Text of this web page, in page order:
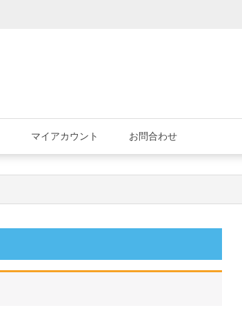
マイアカウント お問合わせ